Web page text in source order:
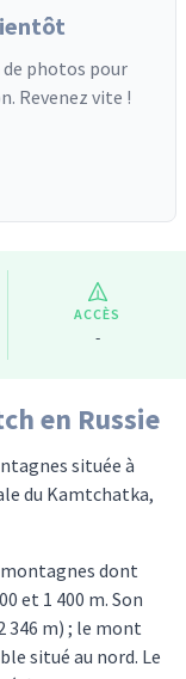
photos pour
Revenez vite !
ACCÈS
-
en Russie
située à
du Kamtchatka,
montagnes dont
et 1 400 m. Son
m) ; le mont
situé au nord. Le